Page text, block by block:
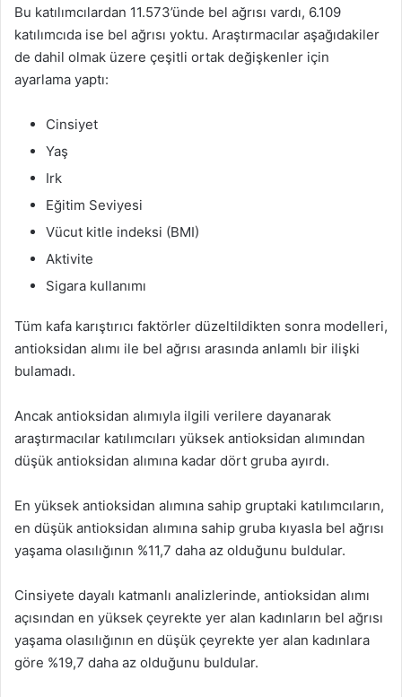
Bu katılımcılardan 11.573’ünde bel ağrısı vardı, 6.109
katılımcıda ise bel ağrısı yoktu. Araştırmacılar aşağıdakiler
de dahil olmak üzere çeşitli ortak değişkenler için
ayarlama yaptı:
Cinsiyet
Yaş
Irk
Eğitim Seviyesi
Vücut kitle indeksi (BMI)
Aktivite
Sigara kullanımı
Tüm kafa karıştırıcı faktörler düzeltildikten sonra modelleri,
antioksidan alımı ile bel ağrısı arasında anlamlı bir ilişki
bulamadı.
Ancak antioksidan alımıyla ilgili verilere dayanarak
araştırmacılar katılımcıları yüksek antioksidan alımından
düşük antioksidan alımına kadar dört gruba ayırdı.
En yüksek antioksidan alımına sahip gruptaki katılımcıların,
en düşük antioksidan alımına sahip gruba kıyasla bel ağrısı
yaşama olasılığının %11,7 daha az olduğunu buldular.
Cinsiyete dayalı katmanlı analizlerinde, antioksidan alımı
açısından en yüksek çeyrekte yer alan kadınların bel ağrısı
yaşama olasılığının en düşük çeyrekte yer alan kadınlara
göre %19,7 daha az olduğunu buldular.